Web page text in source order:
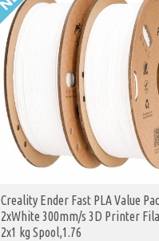
ΑΓΟΡΑ
Creality Ender Fast PLA Value
2xWhite 300mm/s 3D Printer
2x1 kg Spool,1.76